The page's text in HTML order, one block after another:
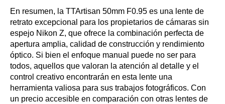
En resumen, la TTArtisan 50mm F0.95 es una lente de
retrato excepcional para los propietarios de cámaras sin
espejo Nikon Z, que ofrece la combinación perfecta de
apertura amplia, calidad de construcción y rendimiento
óptico. Si bien el enfoque manual puede no ser para
todos, aquellos que valoran la atención al detalle y el
control creativo encontrarán en esta lente una
herramienta valiosa para sus trabajos fotográficos. Con
un precio accesible en comparación con otras lentes de